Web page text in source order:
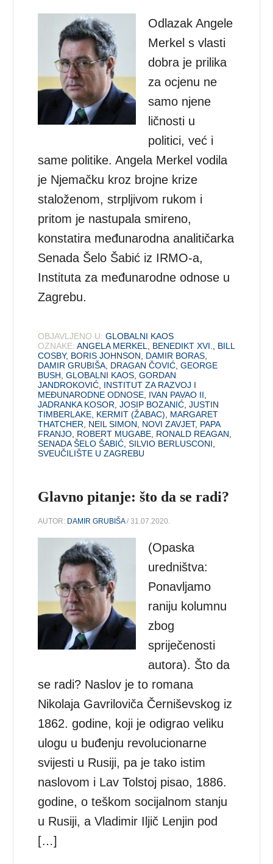
Odlazak Angele
Merkel s vlasti
dobra je prilika
za ocjenu ne
samo njene
ličnosti u
politici, već i
same politike. Angela Merkel vodila
je Njemačku kroz brojne krize
staloženom, strpljivom rukom i
pritom je nastupala smireno,
konstatira međunarodna analitičarka
Senada Šelo Šabić iz IRMO-a,
Instituta za međunarodne odnose u
Zagrebu.
OBJAVLJENO U: GLOBALNI KAOS
OZNAKE: ANGELA MERKEL BENEDIKT XVI.
BILL
COSBY, BORIS JOHNSON DAMIR BORAS
DAMIR GRUBIŠA DRAGAN ČOVIĆ ,GEORGE
BUSH ,GLOBALNI KAOS ,GORDAN
JANDROKOVIĆ INSTITUT ZA RAZVOJ I
MEĐUNARODNE ODNOSE IVAN PAVAO II
JADRANKA KOSOR ,JOSIP BOZANIĆ ,JUSTIN
TIMBERLAKE KERMIT (ŽABAC)
MARGARET
THATCHER
NEIL SIMON NOVI ZAVJET, PAPA
FRANJO ROBERT MUGABE RONALD REAGAN
SENADA ŠELO ŠABIĆ ,SILVIO BERLUSCONI
SVEUČILIŠTE U ZAGREBU
Glavno pitanje: što da se radi?
AUTOR: DAMIR GRUBIŠA/ 31.07.2020.
(Opaska
uredništva:
Ponavljamo
raniju kolumnu
zbog
spriječenosti
autora). Što da
se radi? Naslov je to romana
Nikolaja Gavriloviča Černiševskog iz
1862. godine, koji je odigrao veliku
ulogu u buđenju revolucionarne
svijesti u Rusiji, pa je tako istim
naslovom i Lav Tolstoj pisao, 1886.
godine, o teškom socijalnom stanju
u Rusiji, a Vladimir Iljič Lenjin pod
[…]